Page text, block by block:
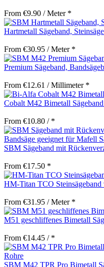
From €9.90 / Meter *
Hartmetall Sägeband,
From €30.95 / Meter *
Premium Sägeband,
From €12.61 / Millimeter *
Cobalt M42 Bimetall
From €10.80 / *
SBM Sägeband mit
From €17.50 *
HM-Titan TCO Steinsägeband
From €31.95 / Meter *
M51 geschliffenes Bimetall
From €14.45 / *
SBM M42 TPR Pro Bimetall